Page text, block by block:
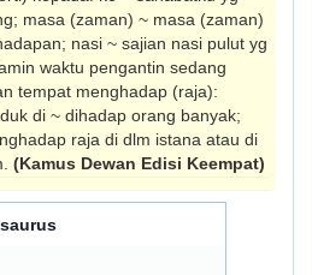
masa (zaman) ~ masa (zaman)
nasi ~ sajian nasi pulut yg
waktu pe­ngantin sedang
tempat menghadap (raja):
di ~ dihadap orang banyak;
raja di dlm istana atau di
(Kamus Dewan Edisi Keempat)